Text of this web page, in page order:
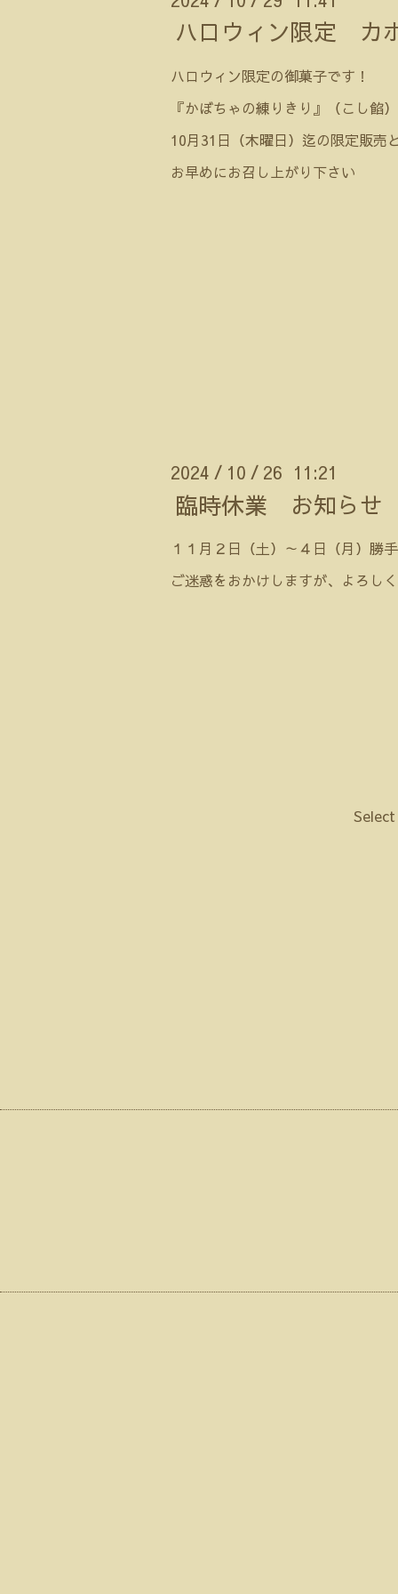
ハロウィン限定 カ
ハロウィン限定の御菓子です！
『かぼちゃの練りきり』（こし餡
10月31日（木曜日）迄の限定販売
お早めにお召し上がり下さい
2024 / 10 / 26 11:21
臨時休業 お知らせ
１１月２日（土）～４日（月）勝
ご迷惑をおかけしますが、よろし